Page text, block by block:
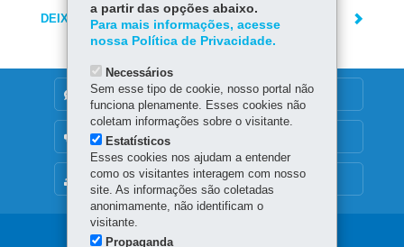
DEIXE SUA OPINIÃO
MAPA DO SITE
DENUNCIE CORRUPÇÃO
OUVIDORIA
a partir das opções abaixo.
Para mais informações, acesse
nossa Política de Privacidade.
Necessários
Sem esse tipo de cookie, nosso portal não
funciona plenamente. Esses cookies não
coletam informações sobre o visitante.
Estatísticos
Esses cookies nos ajudam a entender
como os visitantes interagem com nosso
site. As informações são coletadas
anonimamente, não identificam o
visitante.
Propaganda